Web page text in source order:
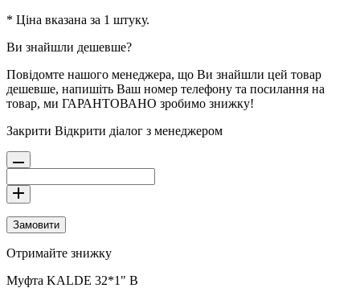
* Ціна вказана за 1 штуку.
Ви знайшли дешевше?
Повідомте нашого менеджера, що Ви знайшли цей товар
дешевше, напишіть Ваш номер телефону та посилання на
товар, ми ГАРАНТОВАНО зробимо знижку!
Закрити Відкрити діалог з менеджером
Замовити
Отримайте знижку
Муфта KALDE 32*1" В